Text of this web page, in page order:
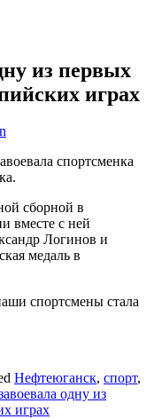
из первых
играх
спортсменка
сборной в
вместе с ней
Логинов и
медаль в
спортсмены стала
Нефтеюганск, спорт,
одну из
играх